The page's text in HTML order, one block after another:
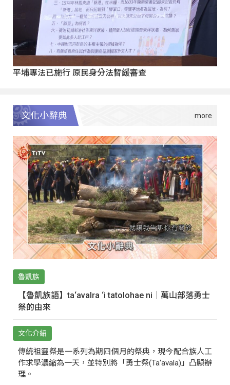
平埔專法已施行 原民身分法暫緩審查
文化小辭典
魯凱族
【魯凱族語】ta‘avalra ‘i tatolohae ni｜萬山部落勇士
祭的由來
文化介紹
傳統祖靈祭是一系列為期四個月的祭典，現今配合族人工
作求學濃縮為一天，並特別將「勇士祭(Ta‘avala)」凸顯辦
理。